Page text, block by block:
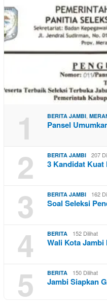
1 BERITA JAMBI
Pansel
2 BERITA JAMBI 207
3 Kandidat
3 BERITA JAMBI 162
Soal Seleksi
4 BERITA 152 Dilihat
Wali Kota
5 BERITA 150 Dilihat
Jambi Siapkan